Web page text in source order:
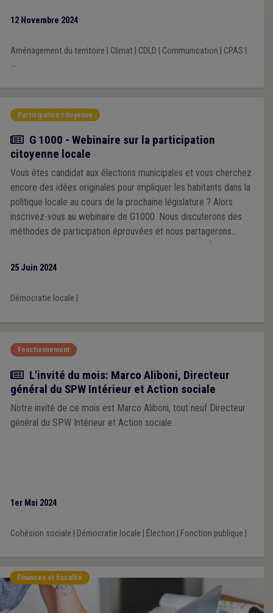
12 Novembre 2024
Aménagement du territoire Climat| CDLD Communication CPAS
...
Participation citoyenne
Actualité
G 1000 - Webinaire sur la participation
citoyenne locale
Vous êtes candidat aux élections municipales et vous cherchez
encore des idées originales pour impliquer les habitants dans la
politique locale au cours de la prochaine législature ? Alors
inscrivez-vous au webinaire de G1000. Nous discuterons des
méthodes de participation éprouvées et nous partagerons
25 Juin 2024
Démocratie locale
Fonctionnement
Article
L'invité du mois: Marco Aliboni, Directeur
général du SPW Intérieur et Action sociale
Notre invité de ce mois est Marco Aliboni, tout neuf Directeur
général du SPW Intérieur et Action sociale.
1er Mai 2024
Cohésion sociale Démocratie locale Élection Fonction publique
Finances et fiscalité